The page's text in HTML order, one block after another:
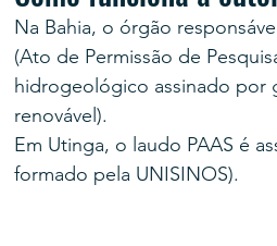
Na Bahia, o órgão
(Ato de Permissão de
hidrogeológico assinado por
renovável).
Em Utinga, o laudo PAAS é
formado pela UNISINOS).